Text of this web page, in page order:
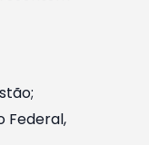
Federal,